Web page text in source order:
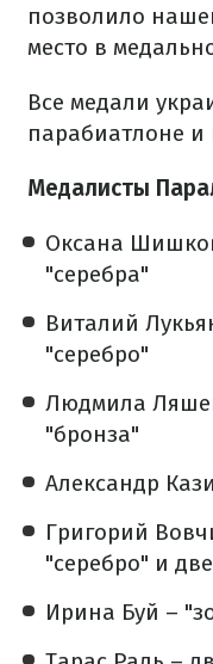
позволило
место в
Все медали
парабиатлоне
Медалисты
Оксана
"серебра"
Виталий
"серебро"
Людмила
"бронза"
Александр
Григорий
"серебро" и
Ирина Буй –